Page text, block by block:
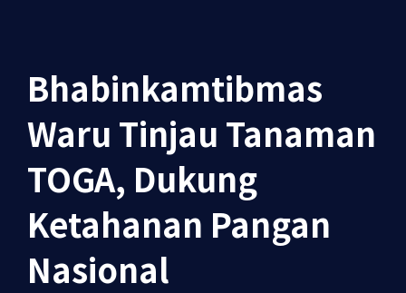
Bhabinkamtibmas
Waru Tinjau Tanaman
TOGA, Dukung
Ketahanan Pangan
Nasional